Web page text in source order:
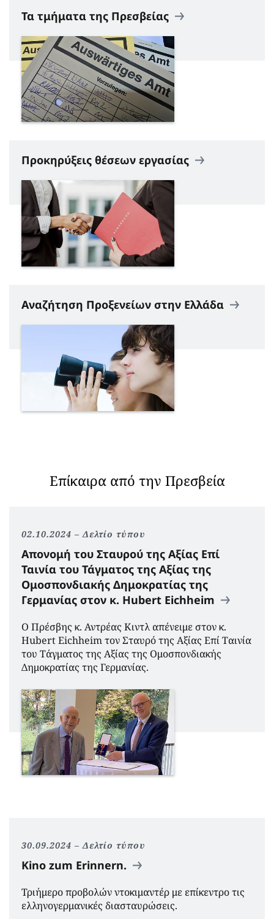
Τα τμήματα της Πρεσβείας
Προκηρύξεις θέσεων εργασίας
Αναζήτηση Προξενείων στην Ελλάδα
Επίκαιρα από την Πρεσβεία
02.10.2024 Δελτίο τύπου
Απονομή του Σταυρού της Αξίας Επί
Ταινία του Τάγματος της Αξίας της
Ομοσπονδιακής Δημοκρατίας της
Γερμανίας στον κ. Hubert Eichheim
Ο Πρέσβης κ. Αντρέας Κιντλ απένειμε στον κ.
Hubert Eichheim τον Σταυρό της Αξίας Επί Ταινία
του Τάγματος της Αξίας της Ομοσπονδιακής
Δημοκρατίας της Γερμανίας.
30.09.2024 Δελτίο τύπου
Kino zum Erinnern.
Τριήμερο προβολών ντοκιμαντέρ με επίκεντρο τις
ελληνογερμανικές διασταυρώσεις.